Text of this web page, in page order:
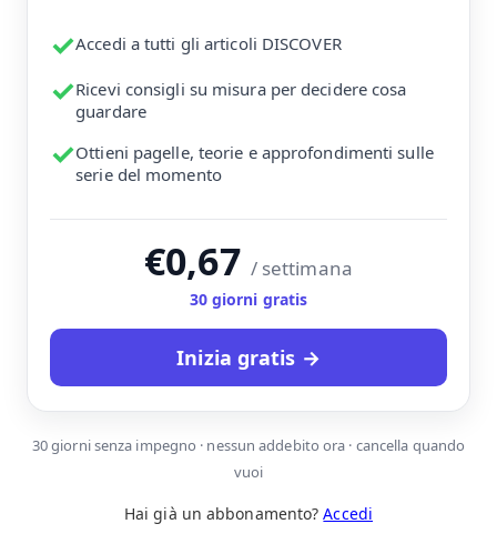
✓Accedi a tutti gli articoli DISCOVER
✓Ricevi consigli su misura per decidere cosa
guardare
✓Ottieni pagelle, teorie e approfondimenti sulle
serie del momento
€0,67 / settimana
30 giorni gratis
Inizia gratis →
30 giorni senza impegno · nessun addebito ora · cancella quando
vuoi
Hai già un abbonamento?Accedi